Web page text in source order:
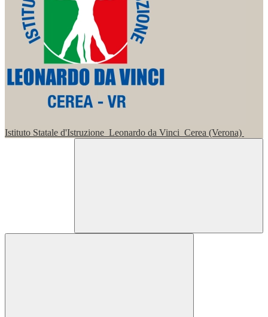
Istituto Statale d'Istruzione Leonardo da Vinci Cerea (Verona)